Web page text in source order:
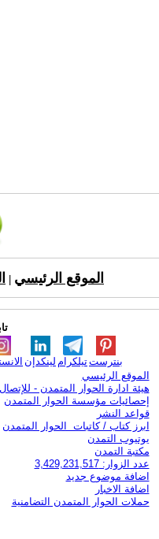
الموقع الرئيسي
لينكدإن تيلكرامبنترست
الموقع الرئيسي
هيئة ادارة الحوار المتمدن - للإتصال
إحصائيات مؤسسة الحوار المتمدن
قواعد النشر
ابرز كتاب / كاتبات الحوار المتمدن
يوتيوب التمدن
مكتبة التمدن
عدد الزوار: 3,429,231,517
اضافة موضوع جديد
اضافة الاخبار
حملات الحوار المتمدن التضامنية